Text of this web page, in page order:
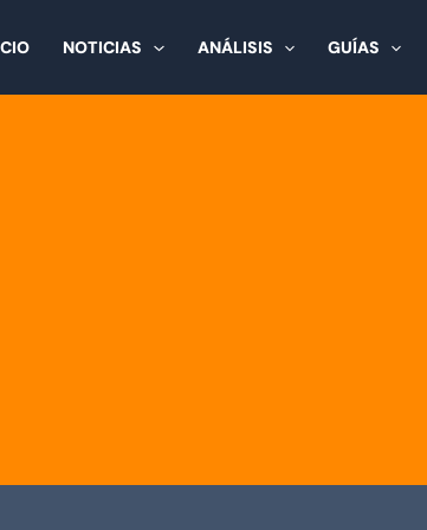
NOTICIAS ANÁLISIS GUÍAS